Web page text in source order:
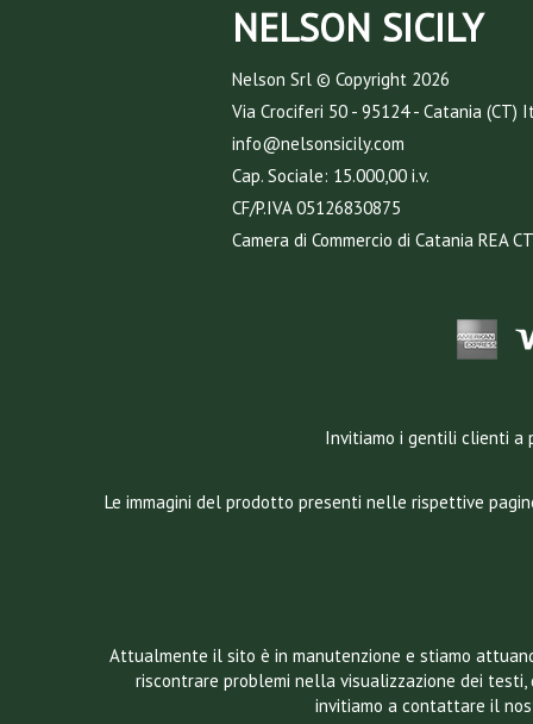
NELSON SICILY
Nelson Srl © Copyright 2026
Via Crociferi 50 - 95124 - Catania (CT)
info@nelsonsicily.com
Cap. Sociale: 15.000,00 i.v.
CF/P.IVA 05126830875
Camera di Commercio di Catania REA
Invitiamo i gentili clienti a
Le immagini del prodotto presenti nelle rispettive
Attualmente il sito è in manutenzione e stiamo
riscontrare problemi nella visualizzazione dei
invitiamo a contattare il